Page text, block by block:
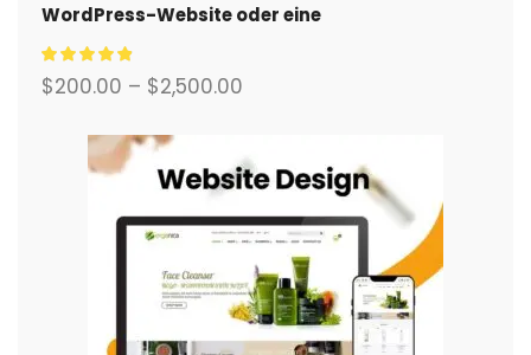
WordPress-Website oder eine
Unternehmensseite mit einem vollständigen
eCommerce-System.
$200.00 – $2,500.00